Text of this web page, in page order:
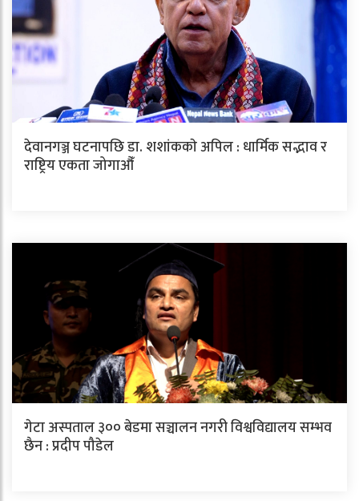
देवानगञ्ज घटनापछि डा. शशांककाे अपिल : धार्मिक सद्भाव र
राष्ट्रिय एकता जोगाऔँ
गेटा अस्पताल ३०० बेडमा सञ्चालन नगरी विश्वविद्यालय सम्भव
छैन : प्रदीप पौडेल